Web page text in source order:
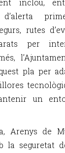
inclou,
d’alerta
rutes
per
pla per
un
Arenys de
la seguretat